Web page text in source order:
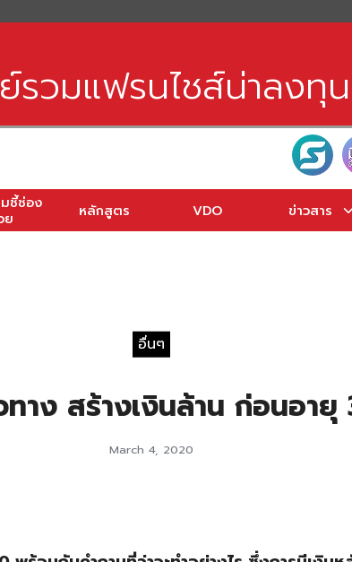
รวมแฟรนไชส์น่าลงทุน
ชี้ช่อง
ย
หลักสูตร VDO ข่าวสาร
อื่นๆ
าง สร้างเงินล้าน ก่อนอายุ
March 4, 2020